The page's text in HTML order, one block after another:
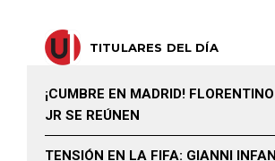
TITULARES DEL DÍA
¡CUMBRE EN MADRID!
JR SE REÚNEN
TENSIÓN EN LA FIFA: GIANNI